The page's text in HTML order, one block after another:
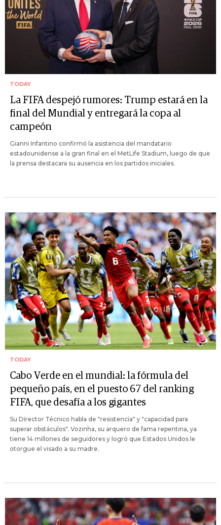
TODAY
La FIFA despejó rumores: Trump estará en la
final del Mundial y entregará la copa al
campeón
Gianni Infantino confirmó la asistencia del mandatario
estadounidense a la gran final en el MetLife Stadium, luego de que
la prensa destacara su ausencia en los partidos iniciales.
TODAY
Cabo Verde en el mundial: la fórmula del
pequeño país, en el puesto 67 del ranking
FIFA, que desafía a los gigantes
Su Director Técnico habla de "resistencia" y "capacidad para
superar obstáculos". Vozinha, su arquero de fama repentina, ya
tiene 14 millones de seguidores y logró que Estados Unidos le
otorgue el visado a su madre.